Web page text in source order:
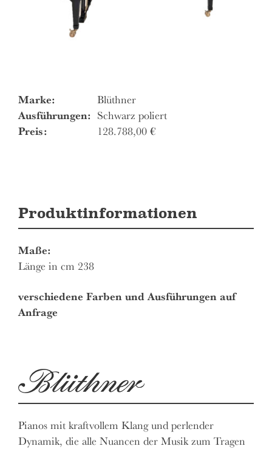
Marke: Blüthner
Ausführungen: Schwarz poliert
Preis: 128.788,00 €
Produktinformationen
Maße:
Länge in cm 238
verschiedene Farben und Ausführungen auf
Anfrage
Pianos mit kraftvollem Klang und perlender
Dynamik, die alle Nuancen der Musik zum Tragen